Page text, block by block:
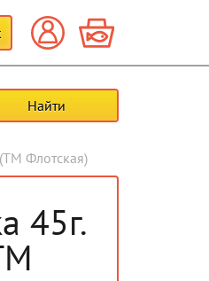
Флотская)
45г.